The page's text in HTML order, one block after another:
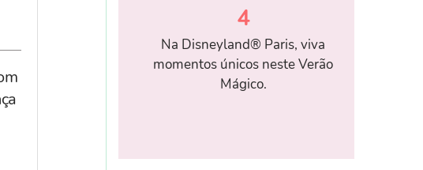
4
Na Disneyland® Paris, viva
momentos únicos neste Verão
Mágico.